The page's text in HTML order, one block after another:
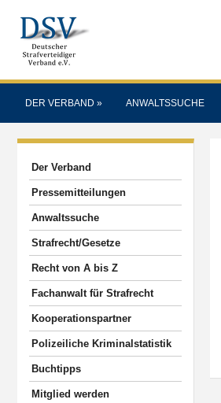
DER VERBAND » ANWALTSSUCHE
Der Verband
Pressemitteilungen
Anwaltssuche
Strafrecht/Gesetze
Recht von A bis Z
Fachanwalt für Strafrecht
Kooperationspartner
Polizeiliche Kriminalstatistik
Buchtipps
Mitglied werden